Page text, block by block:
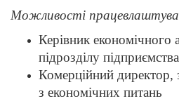
Можливості
Керівник економічного
підрозділу підприємства
Комерційний директор,
з економічних питань